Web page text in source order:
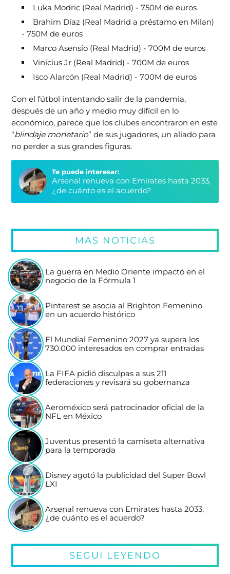
Luka Modric (Real Madrid) - 750M de euros
Brahim Díaz (Real Madrid a préstamo en Milan)
- 750M de euros
Marco Asensio (Real Madrid) - 700M de euros
Vinicius Jr (Real Madrid) - 700M de euros
Isco Alarcón (Real Madrid) - 700M de euros
Con el fútbol intentando salir de la pandemia,
después de un año y medio muy difícil en lo
económico, parece que los clubes encontraron en este
“blindaje monetario” de sus jugadores, un aliado para
no perder a sus grandes figuras.
Te puede interesar:
Arsenal renueva con Emirates hasta 2033,
¿de cuánto es el acuerdo?
MÁS NOTICIAS
La guerra en Medio Oriente impactó en el
negocio de la Fórmula 1
Pinterest se asocia al Brighton Femenino
en un acuerdo histórico
El Mundial Femenino 2027 ya supera los
730.000 interesados en comprar entradas
La FIFA pidió disculpas a sus 211
federaciones y revisará su gobernanza
Aeroméxico será patrocinador oficial de la
NFL en México
Juventus presentó la camiseta alternativa
para la temporada
Disney agotó la publicidad del Super Bowl
LXI
Arsenal renueva con Emirates hasta 2033,
¿de cuánto es el acuerdo?
SEGUÍ LEYENDO